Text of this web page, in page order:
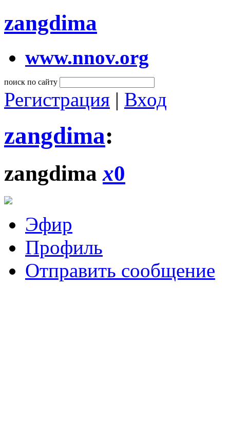
zangdima
www.nnov.org
поиск по сайту
Регистрация | Вход
zangdima:
zangdimax0
Эфир
Профиль
Отправить сообщение